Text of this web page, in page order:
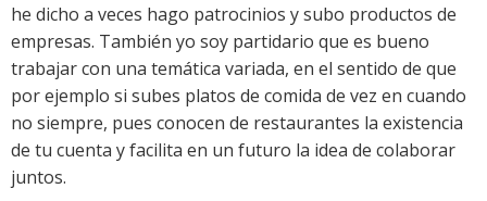
he dicho a veces hago patrocinios y subo productos de
empresas. También yo soy partidario que es bueno
trabajar con una temática variada, en el sentido de que
por ejemplo si subes platos de comida de vez en cuando
no siempre, pues conocen de restaurantes la existencia
de tu cuenta y facilita en un futuro la idea de colaborar
juntos.